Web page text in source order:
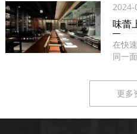
2024-
味蕾
在快
同一
更多